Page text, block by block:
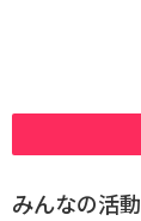
みんなの活動